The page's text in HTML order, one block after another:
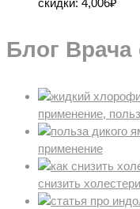
скидки: 4,006₽
Блог
применение,
применение
снизить